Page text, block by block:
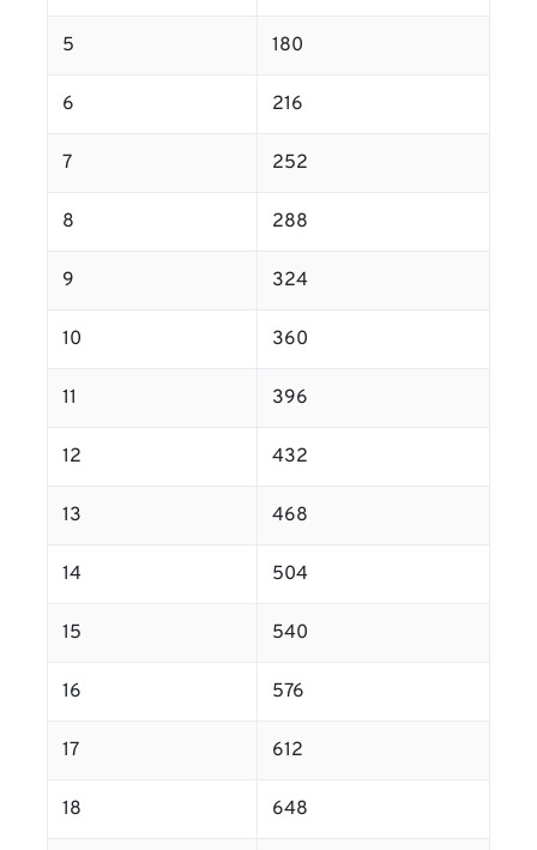
5 180
6 216
7 252
8 288
9 324
10 360
11 396
12 432
13 468
14 504
15 540
16 576
17 612
18 648